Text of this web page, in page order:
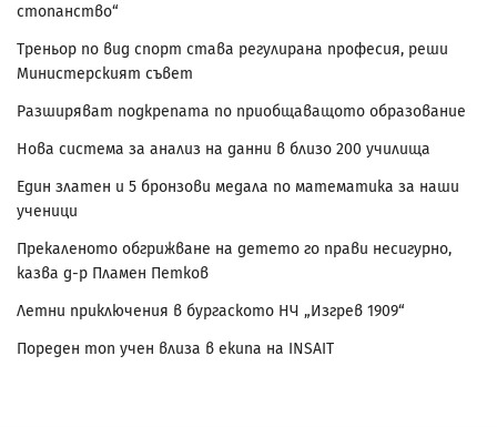
стопанство“
Треньор по вид спорт става регулирана професия, реши
Министерският съвет
Разширяват подкрепата по приобщаващото образование
Нова система за анализ на данни в близо 200 училища
Един златен и 5 бронзови медала по математика за наши
ученици
Прекаленото обгрижване на детето го прави несигурно,
казва д-р Пламен Петков
Летни приключения в бургаското НЧ „Изгрев 1909“
Пореден топ учен влиза в екипа на INSAIT